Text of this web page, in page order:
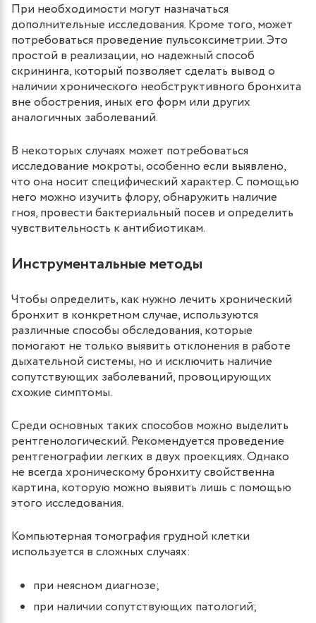
При необходимости могут назначаться
дополнительные исследования. Кроме того, может
потребоваться проведение пульсоксиметрии. Это
простой в реализации, но надежный способ
скрининга, который позволяет сделать вывод о
наличии хронического необструктивного бронхита
вне обострения, иных его форм или других
аналогичных заболеваний.
В некоторых случаях может потребоваться
исследование мокроты, особенно если выявлено,
что она носит специфический характер. С помощью
него можно изучить флору, обнаружить наличие
гноя, провести бактериальный посев и определить
чувствительность к антибиотикам.
Инструментальные методы
Чтобы определить, как нужно лечить хронический
бронхит в конкретном случае, используются
различные способы обследования, которые
помогают не только выявить отклонения в работе
дыхательной системы, но и исключить наличие
сопутствующих заболеваний, провоцирующих
схожие симптомы.
Среди основных таких способов можно выделить
рентгенологический. Рекомендуется проведение
рентгенографии легких в двух проекциях. Однако
не всегда хроническому бронхиту свойственна
картина, которую можно выявить лишь с помощью
этого исследования.
Компьютерная томография грудной клетки
используется в сложных случаях:
при неясном диагнозе;
при наличии сопутствующих патологий;